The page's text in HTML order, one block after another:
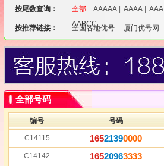
按尾数查询： 全部 AAAAA AAAA AAA
AABCC
按推荐链接： 全国各地优号 厦门优号网
全部号码
编号 号码
C14115 16521390000
C14142 16520963333